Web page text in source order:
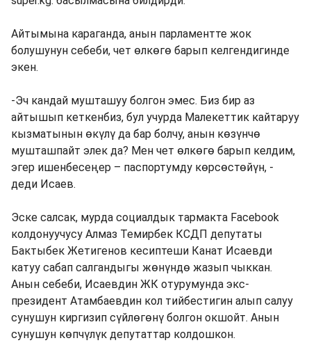
Айтымына караганда, анын парламентте жок
болушунун себеби, чет өлкөгө барып келгендигинде
экен.
-Эч кандай мушташуу болгон эмес. Биз бир аз
айтышып кеткенбиз, бул учурда Малекеттик кайтаруу
кызматынын өкүлү да бар болчу, анын көзүнчө
мушташпайт элек да? Мен чет өлкөгө барып келдим,
эгер ишенбесеңер – паспортумду көрсөстөйүн, -
деди Исаев.
Эске салсак, мурда социалдык тармакта Facebook
колдонуучусу Алмаз Темирбек КСДП депутаты
Бактыбек Жетигенов кесиптеши Канат Исаевди
катуу сабап салгандыгы жөнүндө жазып чыккан.
Анын себеби, Исаевдин ЖК отурумунда экс-
президент Атамбаевдин кол тийбестигин алып салуу
сунушун киргизип сүйлөгөнү болгон окшойт. Анын
сунушун көпчүлүк депутаттар колдошкон.